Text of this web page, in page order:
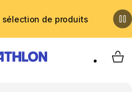
sélection de produits
My